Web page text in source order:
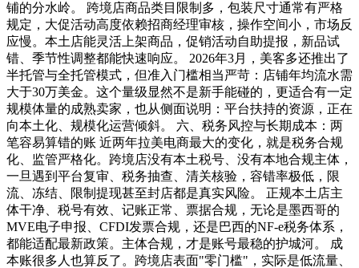
铺的分水岭。 跨境店商品类目限制多，包装尺寸通常有严格
规定，大促活动高度依赖招商经理审核，操作空间小，市场反
应慢。本土店能灵活上架商品，促销活动自助提报，新品试
错、季节性调整都能快速响应。 2026年3月，美客多还推出了
半托管与全托管模式，但准入门槛相当严苛：店铺年均流水需
大于30万美金。这个量级显然不是新手能碰的，更适合有一定
规模体量的成熟卖家，也从侧面说明：平台扶持的资源，正在
向本土化、规模化运营倾斜。 六、税务风控与长期成本：两
笔容易算错的账 近两年拉美电商最大的变化，就是税务合规
化、监管严格化。跨境店没有本土税号、没有本地合规主体，
一旦遇到平台复审、税务抽查、清关核验，容错率极低，限
流、冻结、限制提现甚至封店都是真实风险。 正规本土店主
体干净、税号有效、记账正常、票据合规，无论是墨西哥的
MVE电子申报、CFDI发票合规，还是巴西的NF-e税务体系，
都能适配最新政策。主体合规，才是账号最稳的护城河。 成
本账很多人也算反了。跨境店表面"零门槛"，实际是低流量、